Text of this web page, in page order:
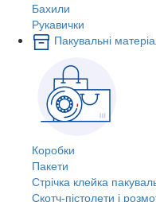
Бахили
Рукавички
Пакувальні
Коробки
Пакети
Стрічка клейка
Скотч-пістолети і